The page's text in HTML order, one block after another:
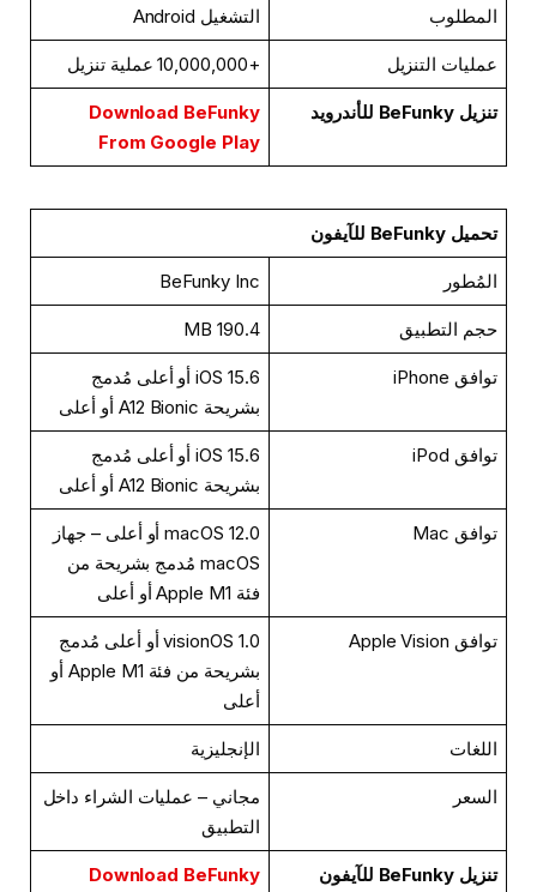
المطلوب
التشغيل Android
عمليات التنزيل +10,000,000 عملية تنزيل
تنزيل BeFunky للأندرويد
Download BeFunky
From Google Play
تحميل BeFunky للآيفون
المُطور BeFunky Inc
حجم التطبيق 190.4 MB
توافق iPhone
iOS 15.6 أو أعلى مُدمج
بشريحة A12 Bionic أو أعلى
توافق iPod
iOS 15.6 أو أعلى مُدمج
بشريحة A12 Bionic أو أعلى
توافق Mac
macOS 12.0 أو أعلى – جهاز
macOS مُدمج بشريحة من
فئة Apple M1 أو أعلى
توافق Apple Vision
visionOS 1.0 أو أعلى مُدمج
بشريحة من فئة Apple M1 أو
أعلى
اللغات الإنجليزية
السعر
مجاني – عمليات الشراء داخل
التطبيق
تنزيل BeFunky للآيفون
Download BeFunky